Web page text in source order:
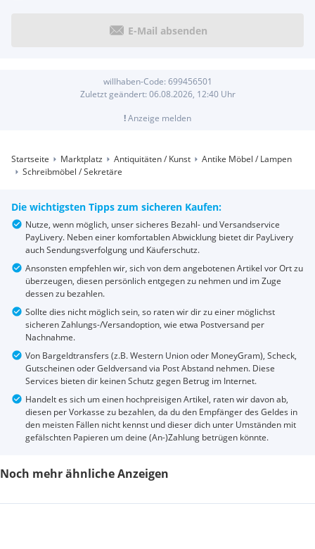
E-Mail absenden
willhaben-Code: 699456501
Zuletzt geändert: 06.08.2026, 12:40Uhr
!Anzeige melden
Startseite Marktplatz Antiquitäten / Kunst
Antike Möbel / Lampen
Schreibmöbel / Sekretäre
Die wichtigsten Tipps zum sicheren Kaufen:
Nutze, wenn möglich, unser sicheres Bezahl- und Versandservice
PayLivery. Neben einer komfortablen Abwicklung bietet dir PayLivery
auch Sendungsverfolgung und Käuferschutz.
Ansonsten empfehlen wir, sich von dem angebotenen Artikel vor Ort zu
überzeugen, diesen persönlich entgegen zu nehmen und im Zuge
dessen zu bezahlen.
Sollte dies nicht möglich sein, so raten wir dir zu einer möglichst
sicheren Zahlungs-/Versandoption, wie etwa Postversand per
Nachnahme.
Von Bargeldtransfers (z.B. Western Union oder MoneyGram), Scheck,
Gutscheinen oder Geldversand via Post Abstand nehmen. Diese
Services bieten dir keinen Schutz gegen Betrug im Internet.
Handelt es sich um einen hochpreisigen Artikel, raten wir davon ab,
diesen per Vorkasse zu bezahlen, da du den Empfänger des Geldes in
den meisten Fällen nicht kennst und dieser dich unter Umständen mit
gefälschten Papieren um deine (An-)Zahlung betrügen könnte.
Noch mehr ähnliche Anzeigen